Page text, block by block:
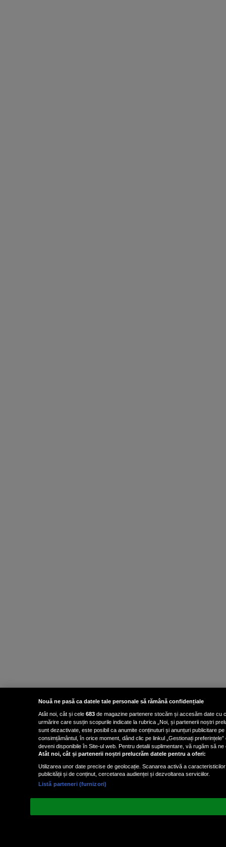
Nouă ne pasă ca datele tale personale să rămână confidențiale
Atât noi, cât și cele 683 de magazine partenere stocăm și accesăm date cu
urmărire care susțin scopurile indicate la rubrica „Noi, și partenerii noștri
sunt dezactivate, este posibil ca anumite conținuturi și anunțuri publicitare
consimțământul, în orice moment, dând clic pe linkul „Gestionați
deveni disponibile în Site-ul web. Pentru detalii suplimentare, vă rugăm să
Atât noi, cât și partenerii noștri prelucrăm datele pentru a oferi:
Utilizarea unor date precise de geolocație. Scanarea activă a
publicității și de conținut, cercetarea audienței și dezvoltarea serviciilor.
Listă parteneri (furnizori)